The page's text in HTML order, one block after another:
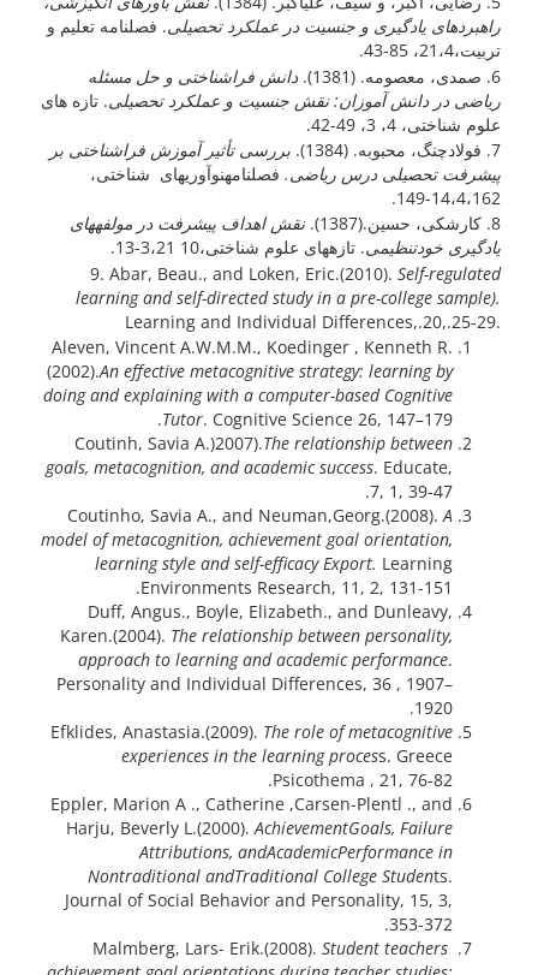
راهبردهای یادگیری و جنسیت در عملکرد تحصیلی. فصلنامه تعلیم و
تربیت،21،4، 85-43.
6. صمدی، معصومه. (1381).
دانش فراشناختی و حل مسئله
ریاضی در دانش آموزان: نقش جنسیت و عملکرد تحصیلی. تازه های
علوم شناختی، 4، 3، 49-42.
7. فولادچنگ، محبوبه. (1384).
بررسی تأثیر آموزش فراشناختی بر
پیشرفت تحصیلی درس ریاضی. فصلنامهنوآوری­های شناختی،
14،4،162-149.
8. کارشکی، حسین.(1387).
نقش اهداف پیشرفت در مولفه­های
یادگیری خودتنظیمی. تازه­های علوم شناختی،10 3،21-13.
9. Abar, Beau., and Loken, Eric.(2010). Self-regulated
learning and self-directed study in a pre-college sample).
Learning and Individual Differences,.20,.25-29.
Aleven, Vincent A.W.M.M., Koedinger , Kenneth R.
(2002).An effective metacognitive strategy: learning by
doing and explaining with a computer-based Cognitive
Tutor. Cognitive Science 26, 147–179.
Coutinh, Savia A.)2007).The relationship between
goals, metacognition, and academic success. Educate,
7, 1, 39-47.
Coutinho, Savia A., and Neuman,Georg.(2008).A
model of metacognition, achievement goal orientation,
learning style and self-efficacy Export. Learning
Environments Research, 11, 2, 131-151.
Duff, Angus., Boyle, Elizabeth., and Dunleavy,
Karen.(2004). The relationship between personality,
approach to learning and academic performance.
Personality and Individual Differences, 36 , 1907–
1920.
Efklides, Anastasia.(2009). The role of metacognitive
experiences in the learning process. Greece
Psicothema , 21, 76-82.
Eppler, Marion A ., Catherine ,Carsen-Plentl ., and
Harju, Beverly L.(2000).AchievementGoals, Failure
Attributions, andAcademicPerformance in
Nontraditional andTraditional College Students.
Journal of Social Behavior and Personality, 15, 3,
353-372.
Student teachers